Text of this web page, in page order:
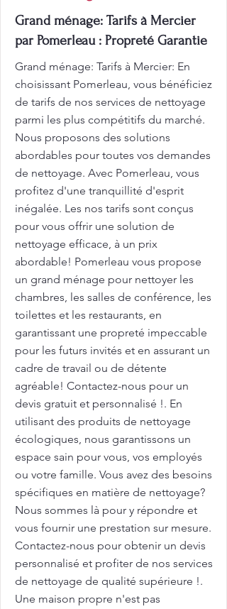
Grand ménage: Tarifs à Mercier
par Pomerleau : Propreté Garantie
Grand ménage: Tarifs à Mercier: En
choisissant Pomerleau, vous bénéficiez
de tarifs de nos services de nettoyage
parmi les plus compétitifs du marché.
Nous proposons des solutions
abordables pour toutes vos demandes
de nettoyage. Avec Pomerleau, vous
profitez d'une tranquillité d'esprit
inégalée. Les nos tarifs sont conçus
pour vous offrir une solution de
nettoyage efficace, à un prix
abordable! Pomerleau vous propose
un grand ménage pour nettoyer les
chambres, les salles de conférence, les
toilettes et les restaurants, en
garantissant une propreté impeccable
pour les futurs invités et en assurant un
cadre de travail ou de détente
agréable! Contactez-nous pour un
devis gratuit et personnalisé !. En
utilisant des produits de nettoyage
écologiques, nous garantissons un
espace sain pour vous, vos employés
ou votre famille. Vous avez des besoins
spécifiques en matière de nettoyage?
Nous sommes là pour y répondre et
vous fournir une prestation sur mesure.
Contactez-nous pour obtenir un devis
personnalisé et profiter de nos services
de nettoyage de qualité supérieure !.
Une maison propre n'est pas